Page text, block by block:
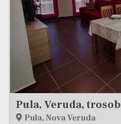
Pula, Veruda